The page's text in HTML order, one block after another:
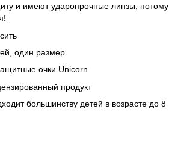
и имеют ударопрочные линзы, потому
один размер
очки Unicorn
продукт
большинству детей в возрасте до 8